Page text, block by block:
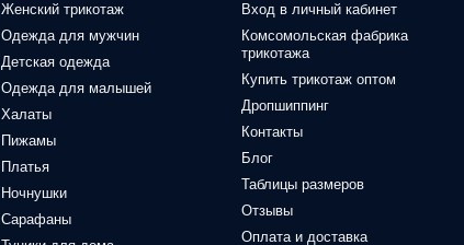
Женский трикотаж
Одежда для мужчин
Детская одежда
Одежда для малышей
Халаты
Пижамы
Платья
Ночнушки
Сарафаны
Вход в личный кабинет
Комсомольская фабрика
трикотажа
Купить трикотаж оптом
Дропшиппинг
Контакты
Блог
Таблицы размеров
Отзывы
Оплата и доставка